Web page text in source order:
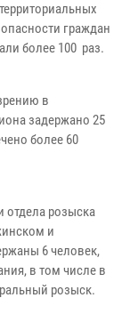
граждан
более 100 раз.
в
задержано 25
более 60
отдела розыска
и
6 человек,
в том числе в
розыск.